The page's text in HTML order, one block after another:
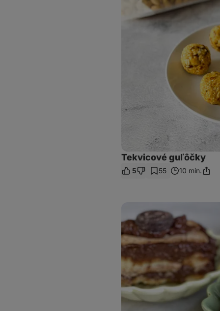
Tekvicové guľôčky
5 55 10 min.Zdieľať
banánový
rez
čokoládou